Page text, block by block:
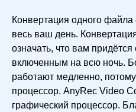
Конвертация одного
весь ваш день.
означать, что вам
включенным на всю ночь.
работают медленно,
процессор. AnyRec Video
графический процессор.